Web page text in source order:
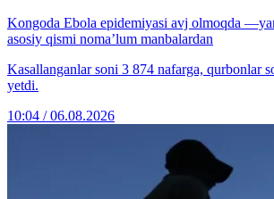
Kongoda Ebola epidemiyasi avj olmoqda
asosiy qismi noma’lum manbalardan
Kasallanganlar soni 3 874 nafarga, qurbonlar
yetdi.
10:04 / 06.08.2026